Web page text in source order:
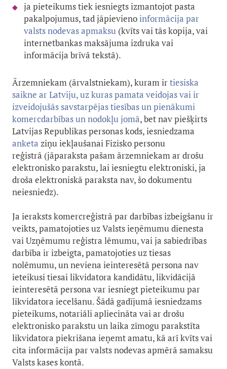
ja pieteikums tiek iesniegts izmantojot pasta
pakalpojumus, tad jāpievienoinformācija par
valsts nodevas apmaksu (kvīts vai tās kopija, vai
internetbankas maksājuma izdruka vai
informācija brīvā tekstā).
Ārzemniekam (ārvalstniekam), kuram irtiesiska
saikne ar Latviju, uz kuras pamata veidojas vai ir
izveidojušās savstarpējas tiesības un pienākumi
komercdarbības un nodokļu jomā, bet nav piešķirts
Latvijas Republikas personas kods, iesniedzama
anketa ziņu iekļaušanai Fizisko personu
reģistrā (jāparaksta pašam ārzemniekam ar drošu
elektronisko parakstu, lai iesniegtu elektroniski, ja
droša elektroniskā paraksta nav, šo dokumentu
neiesniedz).
Ja ieraksts komercreģistrā par darbības izbeigšanu ir
veikts, pamatojoties uz Valsts ieņēmumu dienesta
vai Uzņēmumu reģistra lēmumu, vai ja sabiedrības
darbība ir izbeigta, pamatojoties uz tiesas
nolēmumu, un neviena ieinteresētā persona nav
ieteikusi tiesai likvidatora kandidātu, likvidācijā
ieinteresētā persona var iesniegt pieteikumu par
likvidatora iecelšanu. Šādā gadījumā iesniedzams
pieteikums, notariāli apliecināta vai ar drošu
elektronisko parakstu un laika zīmogu parakstīta
likvidatora piekrišana ieņemt amatu, kā arī kvīts vai
cita informācija par valsts nodevas apmērā samaksu
Valsts kases kontā.